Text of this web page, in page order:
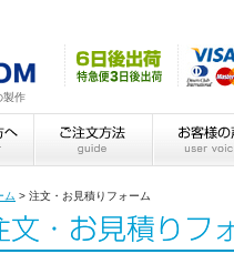
製作
ム > 注文・お見積りフォーム